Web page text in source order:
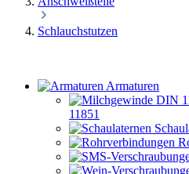
Schlauchstutzen
Armaturen
11851